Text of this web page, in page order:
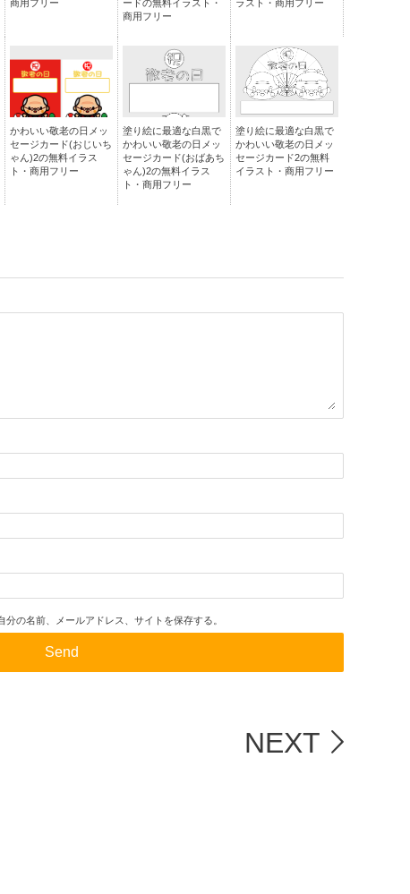
商用フリー
ードの無料イラスト・
商用フリー
ラスト・商用フリー
かわいい敬老の日メッ
セージカード(おじいち
ゃん)2の無料イラス
ト・商用フリー
塗り絵に最適な白黒で
かわいい敬老の日メッ
セージカード(おばあち
ゃん)2の無料イラス
ト・商用フリー
塗り絵に最適な白黒で
かわいい敬老の日メッ
セージカード2の無料
イラスト・商用フリー
の名前、メールアドレス、サイトを保存する。
NEXT